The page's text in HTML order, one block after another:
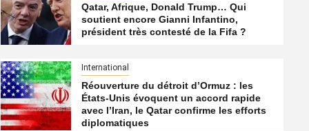
Qatar, Afrique, Donald Trump… Qui
soutient encore Gianni Infantino,
président très contesté de la Fifa ?
International
Réouverture du détroit d’Ormuz : les
États-Unis évoquent un accord rapide
avec l’Iran, le Qatar confirme les efforts
diplomatiques